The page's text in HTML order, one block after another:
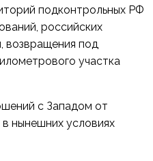
подконтрольных РФ
российских
возвращения под
участка
с Западом от
нынешних условиях